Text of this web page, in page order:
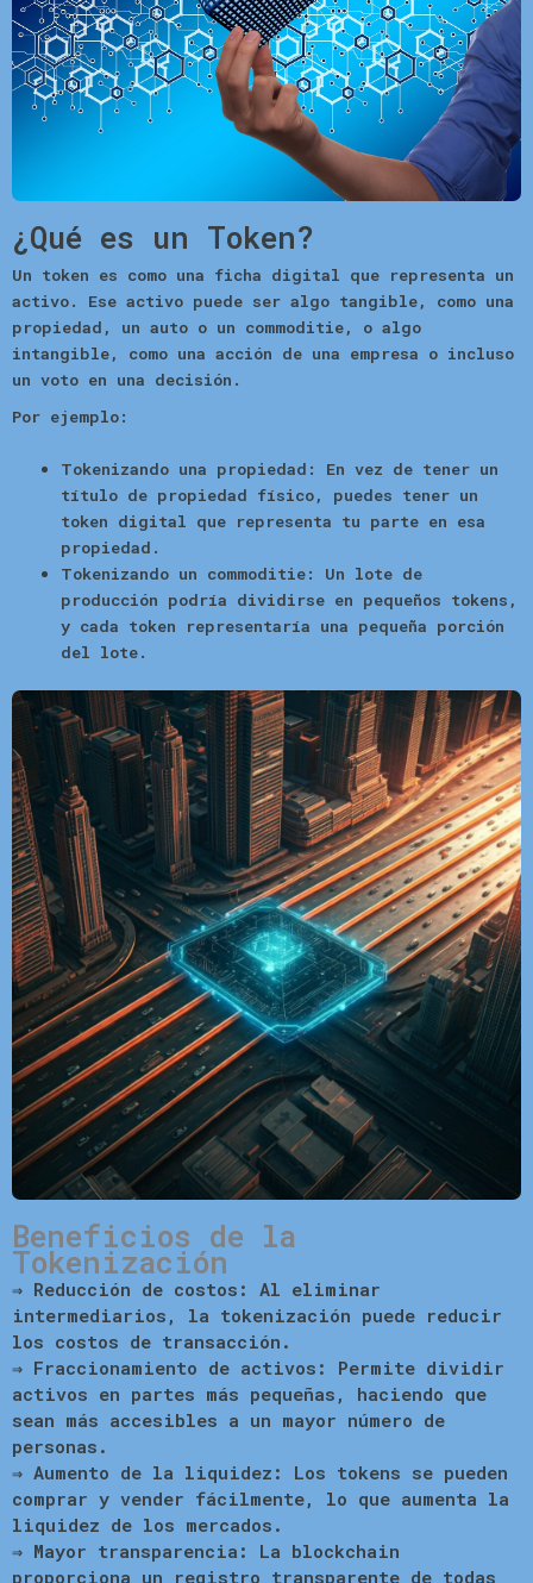
¿Qué es un Token?
Un token es como una ficha digital que representa un
activo. Ese activo puede ser algo tangible, como una
propiedad, un auto o un commoditie, o algo
intangible, como una acción de una empresa o incluso
un voto en una decisión.
Por ejemplo:
Tokenizando una propiedad:
En vez de tener un
título de propiedad físico, puedes tener un
token digital que representa tu parte en esa
propiedad.
Tokenizando un commoditie:
Un lote de
producción podría dividirse en pequeños tokens,
y cada token representaría una pequeña porción
del lote.
Beneficios de la
Tokenización
⇒ Reducción de costos: Al eliminar
intermediarios, la tokenización puede reducir
los costos de transacción.
⇒ Fraccionamiento de activos:
Permite dividir
activos en partes más pequeñas, haciendo que
sean más accesibles a un mayor número de
personas.
⇒ Aumento de la liquidez:
Los tokens se pueden
comprar y vender fácilmente, lo que aumenta la
liquidez de los mercados.
⇒ Mayor transparencia:
La blockchain
proporciona un registro transparente de todas